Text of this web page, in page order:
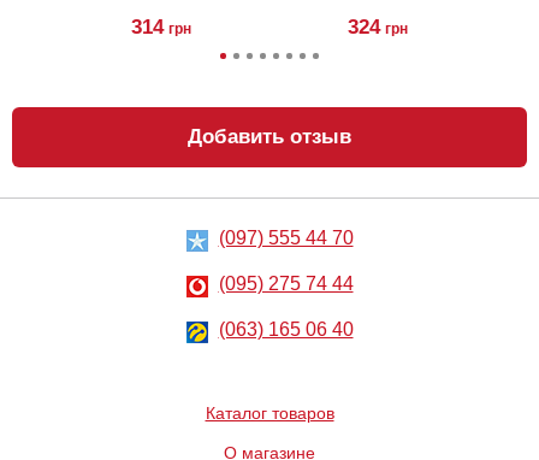
314 грн 324 грн
Анальный
лубрикант на
водной основе
Just Glide Anal,
грн
Металлическая
пробка Slash, S
668
Добавить отзыв
(097) 555 44 70
(095) 275 74 44
(063) 165 06 40
Каталог товаров
О магазине